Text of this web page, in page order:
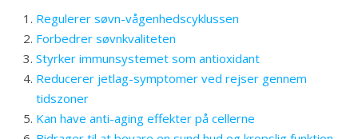
Regulerer søvn-vågenhedscyklussen
Forbedrer søvnkvaliteten
Styrker immunsystemet som antioxidant
Reducerer jetlag-symptomer ved rejser gennem
tidszoner
Kan have anti-aging effekter på cellerne